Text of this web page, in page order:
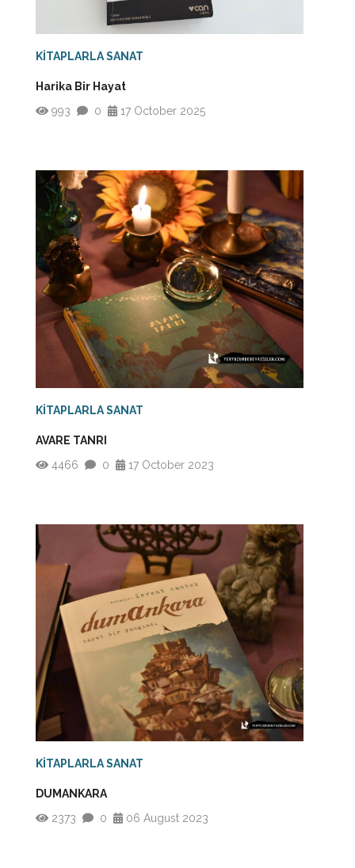
KİTAPLARLA SANAT
Harika Bir Hayat
993
0 17 October 2025
KİTAPLARLA SANAT
AVARE TANRI
4466
0 17 October 2023
KİTAPLARLA SANAT
DUMANKARA
2373
0 06 August 2023